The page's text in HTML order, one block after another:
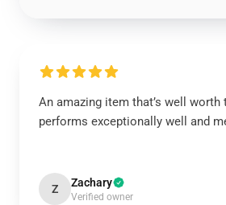
An amazing item that’s well worth
performs exceptionally well and
Z Zachary
Verified owner